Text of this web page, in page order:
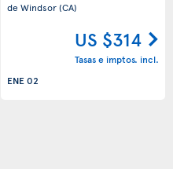
de Windsor(CA)
US $314
Tasas e imptos. incl.
ENE 02